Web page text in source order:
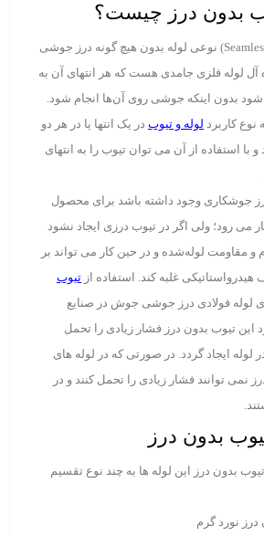
بدون درز چیست؟
تیوب بدون درز (Seamless pipe) نوعی لوله بدون هیچ گونه درز جوشی
لوله فلزی جامدی هست که هر انتهای آن به
بدون اینکه جوشی روی آن‌ها انجام شود.
نوع کاربرد لوله و تیوب در یک انتها یا در هر دو
و با استفاده از آن می توان تیوب را به انتهای
جوشکاری وجود داشته باشد برای محصول
رود؛ ولی اگر در تیوب درزی ایجاد نشود
مقاومت لوله‌شده و در حین کار می تواند بر
غلبه کند. استفاده از تیوب
لوله فولادی درز جوشی جوش در صنایع
تیوب بدون درز فشار زیادی را تحمل
لوله ایجاد گردد. در صورتی که در لوله های
توانند فشار زیادی را تحمل کنند و در
بدون درز
بدون درز این لوله ها به چند نوع تقسیم
نورد گرم